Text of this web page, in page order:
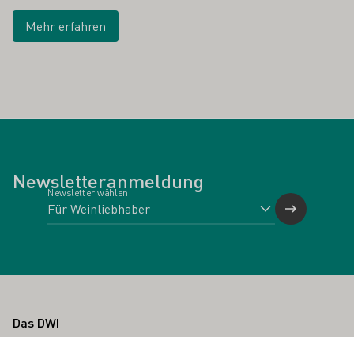
Mehr erfahren
Newsletteranmeldung
Newsletter wählen
Fußbereich
Das DWI